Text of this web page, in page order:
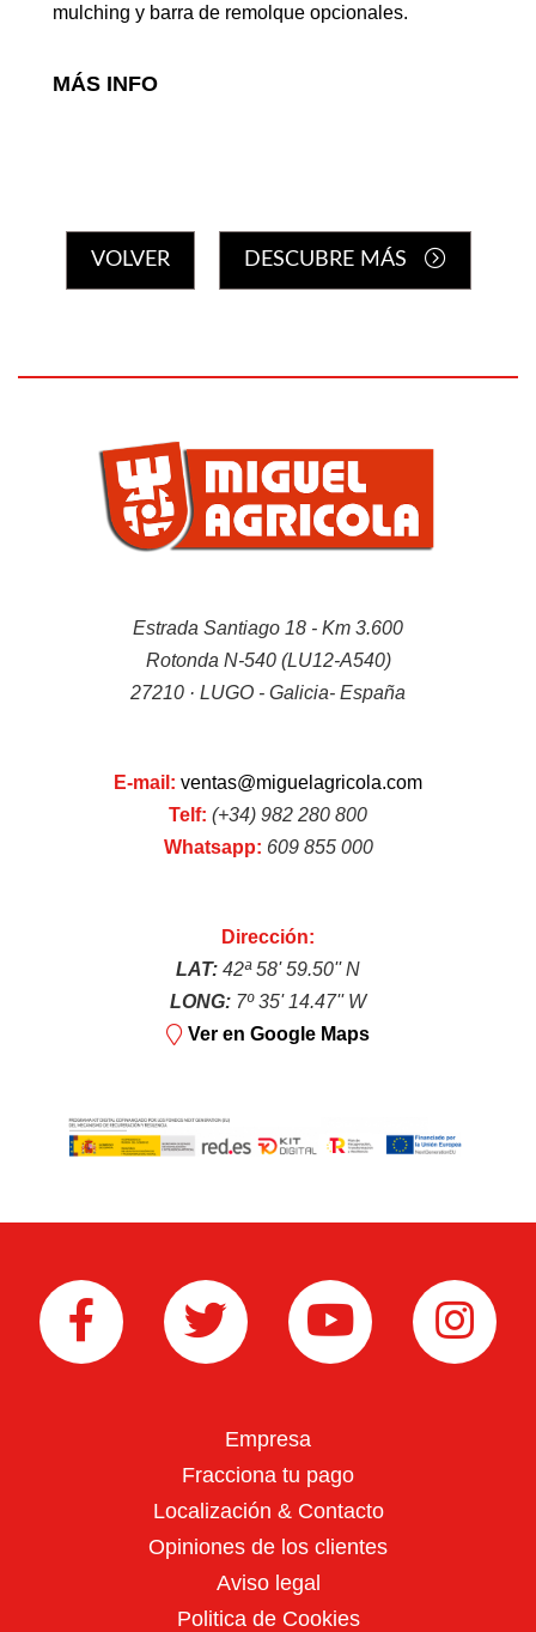
Sopladores
Otros útiles de jardín
Limpieza playas
Vialidad Invernal
MINITRACTORES
mulching y barra de remolque opcionales.
MÁS INFO
VOLVER DESCUBRE MÁS
Estrada Santiago 18 - Km 3.600
Rotonda N-540 (LU12-A540)
27210 · LUGO - Galicia- España
E-mail: ventas@miguelagricola.com
Telf: (+34) 982 280 800
Whatsapp: 609 855 000
Dirección:
LAT: 42ª 58' 59.50'' N
LONG: 7º 35' 14.47'' W
Ver en Google Maps
Empresa
Fracciona tu pago
Localización & Contacto
Opiniones de los clientes
Aviso legal
Politica de Cookies